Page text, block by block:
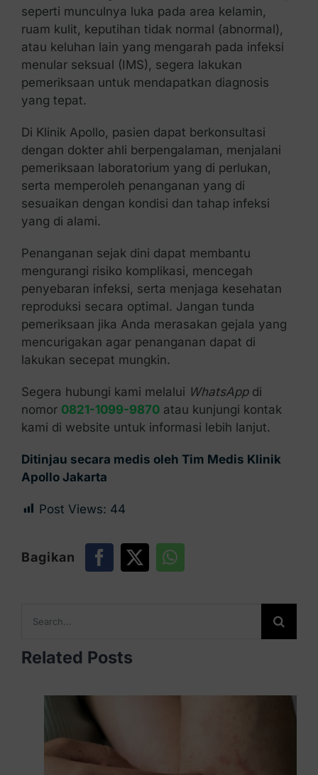
seperti munculnya luka pada area kelamin,
ruam kulit, keputihan tidak normal (abnormal),
atau keluhan lain yang mengarah pada infeksi
menular seksual (IMS), segera lakukan
pemeriksaan untuk mendapatkan diagnosis
yang tepat.
Di Klinik Apollo, pasien dapat berkonsultasi
dengan dokter ahli berpengalaman, menjalani
pemeriksaan laboratorium yang di perlukan,
serta memperoleh penanganan yang di
sesuaikan dengan kondisi dan tahap infeksi
yang di alami.
Penanganan sejak dini dapat membantu
mengurangi risiko komplikasi, mencegah
penyebaran infeksi, serta menjaga kesehatan
reproduksi secara optimal. Jangan tunda
pemeriksaan jika Anda merasakan gejala yang
mencurigakan agar penanganan dapat di
lakukan secepat mungkin.
Segera hubungi kami melalui WhatsAppdi
nomor 0821-1099-9870atau kunjungi kontak
kami di website untuk informasi lebih lanjut.
Ditinjau secara medis oleh Tim Medis Klinik
Apollo Jakarta
Post Views: 44
Bagikan
for:
Related Posts